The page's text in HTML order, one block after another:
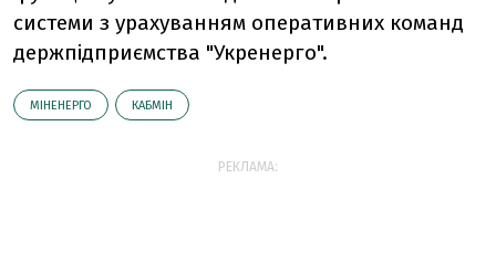
системи з урахуванням оперативних команд
держпідприємства "Укренерго".
МІНЕНЕРГО КАБМІН
РЕКЛАМА: